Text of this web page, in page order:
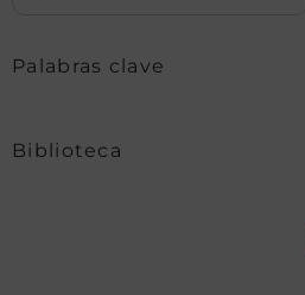
Palabras clave
Biblioteca